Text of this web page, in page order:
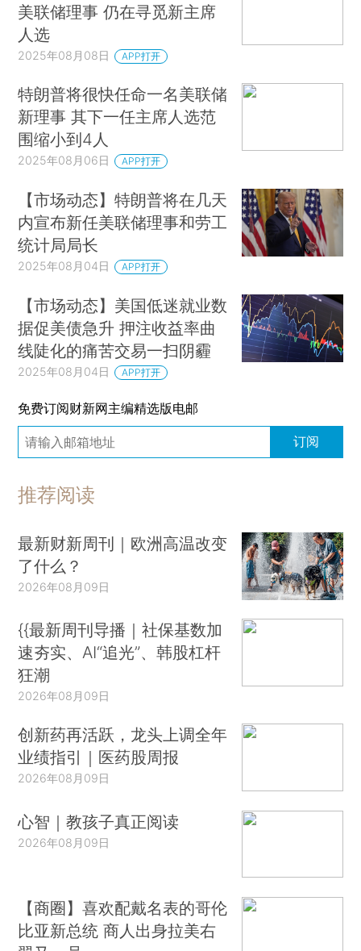
美联储理事 仍在寻觅新主席
人选
2025年08月08日 APP打开
特朗普将很快任命一名美联储
新理事 其下一任主席人选范
围缩小到4人
2025年08月06日 APP打开
【市场动态】特朗普将在几天
内宣布新任美联储理事和劳工
统计局局长
2025年08月04日 APP打开
【市场动态】美国低迷就业数
据促美债急升 押注收益率曲
线陡化的痛苦交易一扫阴霾
2025年08月04日 APP打开
免费订阅财新网主编精选版电邮
订阅
推荐阅读
最新财新周刊｜欧洲高温改变
了什么？
2026年08月09日
{{最新周刊导播｜社保基数加
速夯实、AI“追光”、韩股杠杆
狂潮
2026年08月09日
创新药再活跃，龙头上调全年
业绩指引｜医药股周报
2026年08月09日
心智｜教孩子真正阅读
2026年08月09日
【商圈】喜欢配戴名表的哥伦
比亚新总统 商人出身拉美右